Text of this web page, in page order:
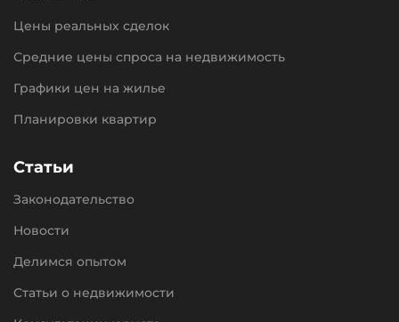
Цены реальных сделок
Средние цены спроса на недвижимость
Графики цен на жилье
Планировки квартир
Статьи
Законодательство
Новости
Делимся опытом
Статьи о недвижимости